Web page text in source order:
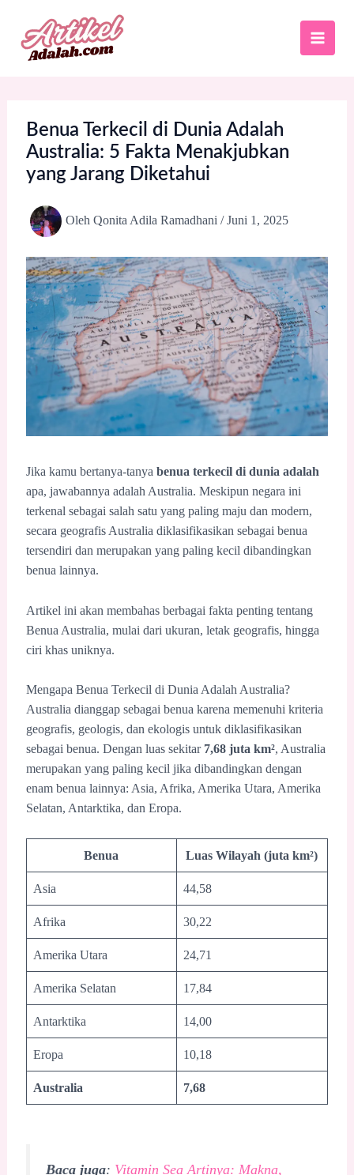
konten
Benua Terkecil di Dunia Adalah
Australia: 5 Fakta Menakjubkan
yang Jarang Diketahui
Oleh Qonita Adila Ramadhani /Juni 1, 2025
Jika kamu bertanya-tanya benua terkecil di dunia adalah
apa, jawabannya adalah Australia. Meskipun negara ini
terkenal sebagai salah satu yang paling maju dan modern,
secara geografis Australia diklasifikasikan sebagai benua
tersendiri dan merupakan yang paling kecil dibandingkan
benua lainnya.
Artikel ini akan membahas berbagai fakta penting tentang
Benua Australia, mulai dari ukuran, letak geografis, hingga
ciri khas uniknya.
Mengapa Benua Terkecil di Dunia Adalah Australia?
Australia dianggap sebagai benua karena memenuhi kriteria
geografis, geologis, dan ekologis untuk diklasifikasikan
sebagai benua. Dengan luas sekitar 7,68 juta km², Australia
merupakan yang paling kecil jika dibandingkan dengan
enam benua lainnya: Asia, Afrika, Amerika Utara, Amerika
Selatan, Antarktika, dan Eropa.
Benua Luas Wilayah (juta km²)
Asia 44,58
Afrika 30,22
Amerika Utara 24,71
Amerika Selatan 17,84
Antarktika 14,00
Eropa 10,18
Australia 7,68
Baca juga: Vitamin Sea Artinya: Makna,